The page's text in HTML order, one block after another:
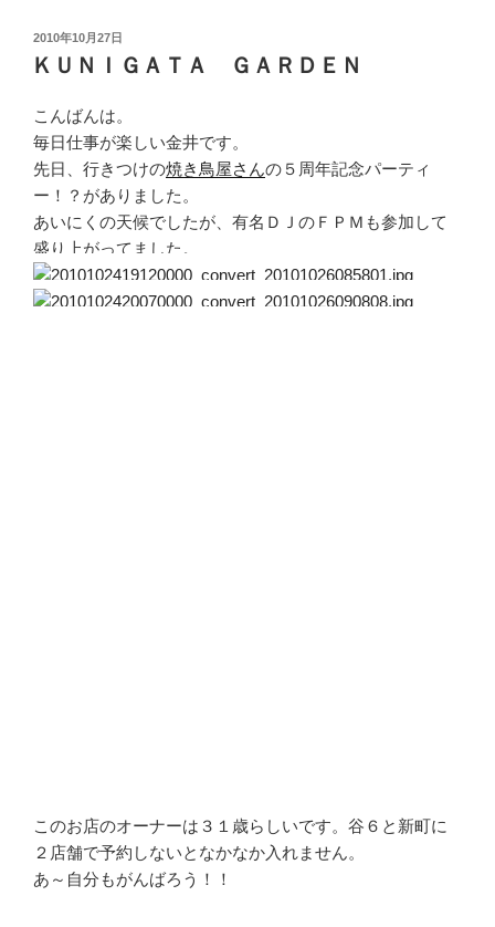
投
稿
日:
2010年10月27日
ＫＵＮＩＧＡＴＡ ＧＡＲＤＥＮ
こんばんは。
毎日仕事が楽しい金井です。
先日、行きつけの焼き鳥屋さんの５周年記念パーティ
ー！？がありました。
あいにくの天候でしたが、有名ＤＪのＦＰＭも参加して
盛り上がってました。
このお店のオーナーは３１歳らしいです。谷６と新町に
２店舗で予約しないとなかなか入れません。
あ～自分もがんばろう！！